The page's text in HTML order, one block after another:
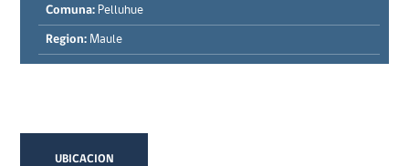
Comuna: Pelluhue
Region: Maule
UBICACION